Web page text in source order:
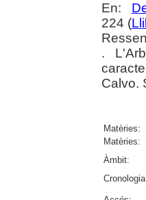
En:
224 (
.
Calvo.
Matèries:
Matèries:
Àmbit: